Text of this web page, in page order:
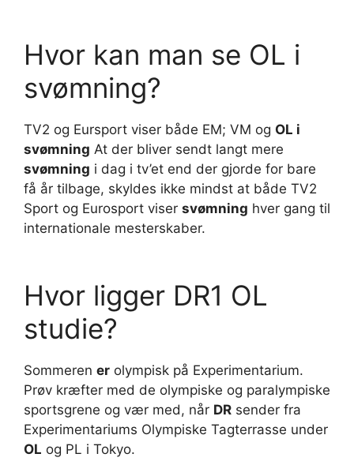
Hvor kan man se OL i
svømning?
TV2 og Eursport viser både EM; VM og OL i
svømning At der bliver sendt langt mere
svømning i dag i tv’et end der gjorde for bare
få år tilbage, skyldes ikke mindst at både TV2
Sport og Eurosport viser svømning hver gang til
internationale mesterskaber.
Hvor ligger DR1 OL
studie?
Sommeren er olympisk på Experimentarium.
Prøv kræfter med de olympiske og paralympiske
sportsgrene og vær med, når DR sender fra
Experimentariums Olympiske Tagterrasse under
OL og PL i Tokyo.